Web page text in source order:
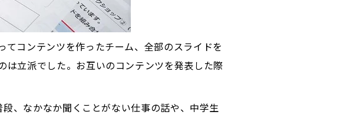
コンテンツを作ったチーム、全部のスライドを
立派でした。お互いのコンテンツを発表した際
、なかなか聞くことがない仕事の話や、中学生